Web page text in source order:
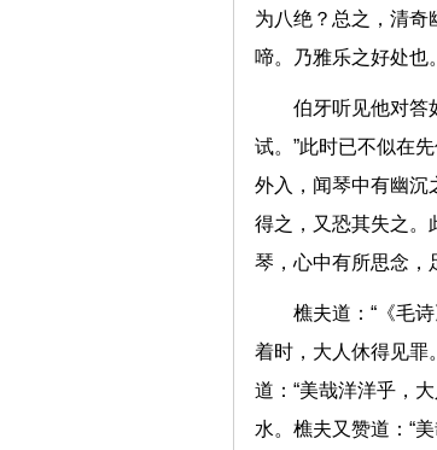
为八绝？总之，清奇
啼。乃雅乐之好处也
伯牙听见他对答
试。”此时已不似在
外入，闻琴中有幽沉
得之，又恐其失之。
琴，心中有所思念
樵夫道：“《毛
着时，大人休得见罪
道：“美哉洋洋乎，
水。樵夫又赞道：“